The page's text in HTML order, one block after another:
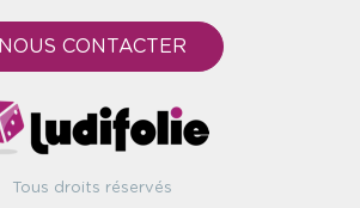
NOUS CONTACTER
Tous droits réservés